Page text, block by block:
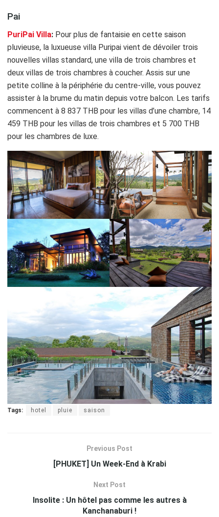
Pai
PuriPai Villa: Pour plus de fantaisie en cette saison
pluvieuse, la luxueuse villa Puripai vient de dévoiler trois
nouvelles villas standard, une villa de trois chambres et
deux villas de trois chambres à coucher. Assis sur une
petite colline à la périphérie du centre-ville, vous pouvez
assister à la brume du matin depuis votre balcon. Les tarifs
commencent à 8 837 THB pour les villas d’une chambre, 14
459 THB pour les villas de trois chambres et 5 700 THB
pour les chambres de luxe.
Tags: hotel pluie saison
Previous Post
[PHUKET] Un Week-End à Krabi
Next Post
Insolite : Un hôtel pas comme les autres à
Kanchanaburi !